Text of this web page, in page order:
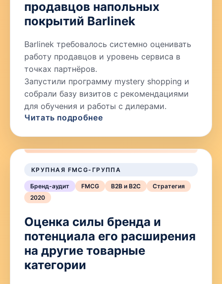
продавцов напольных
покрытий Barlinek
Barlinek требовалось системно оценивать
работу продавцов и уровень сервиса в
точках партнёров.
Запустили программу mystery shopping и
собрали базу визитов с рекомендациями
для обучения и работы с дилерами.
Читать подробнее
КРУПНАЯ FMCG-ГРУППА
Бренд-аудит FMCG B2B и B2C
Стратегия
2020
Оценка силы бренда и
потенциала его расширения
на другие товарные
категории